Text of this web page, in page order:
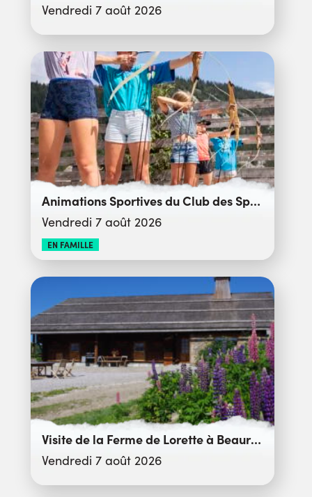
Vendredi 7 août 2026
Animations Sportives du Club des Sports
Vendredi 7 août 2026
EN FAMILLE
Visite de la Ferme de Lorette à Beauregard
Vendredi 7 août 2026